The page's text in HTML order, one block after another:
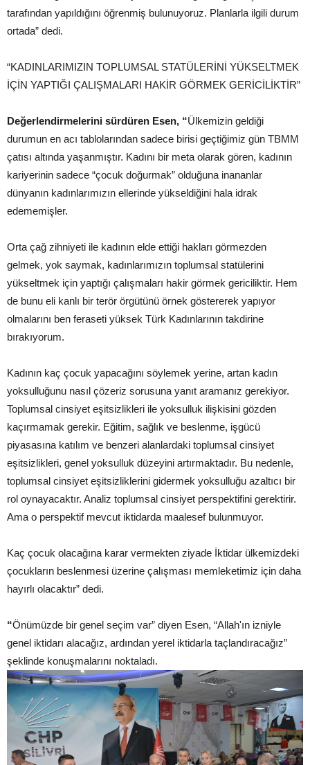
tarafından yapıldığını öğrenmiş bulunuyoruz. Planlarla ilgili durum
ortada” dedi.
“KADINLARIMIZIN TOPLUMSAL STATÜLERİNİ YÜKSELTMEK
İÇİN YAPTIĞI ÇALIŞMALARI HAKİR GÖRMEK GERİCİLİKTİR”
Değerlendirmelerini sürdüren Esen, “Ülkemizin geldiği
durumun en acı tablolarından sadece birisi geçtiğimiz gün TBMM
çatısı altında yaşanmıştır. Kadını bir meta olarak gören, kadının
kariyerinin sadece “çocuk doğurmak” olduğuna inananlar
dünyanın kadınlarımızın ellerinde yükseldiğini hala idrak
edememişler.
Orta çağ zihniyeti ile kadının elde ettiği hakları görmezden
gelmek, yok saymak, kadınlarımızın toplumsal statülerini
yükseltmek için yaptığı çalışmaları hakir görmek gericiliktir. Hem
de bunu eli kanlı bir terör örgütünü örnek göstererek yapıyor
olmalarını ben feraseti yüksek Türk Kadınlarının takdirine
bırakıyorum.
Kadının kaç çocuk yapacağını söylemek yerine, artan kadın
yoksulluğunu nasıl çözeriz sorusuna yanıt aramanız gerekiyor.
Toplumsal cinsiyet eşitsizlikleri ile yoksulluk ilişkisini gözden
kaçırmamak gerekir. Eğitim, sağlık ve beslenme, işgücü
piyasasına katılım ve benzeri alanlardaki toplumsal cinsiyet
eşitsizlikleri, genel yoksulluk düzeyini artırmaktadır. Bu nedenle,
toplumsal cinsiyet eşitsizliklerini gidermek yoksulluğu azaltıcı bir
rol oynayacaktır. Analiz toplumsal cinsiyet perspektifini gerektirir.
Ama o perspektif mevcut iktidarda maalesef bulunmuyor.
Kaç çocuk olacağına karar vermekten ziyade İktidar ülkemizdeki
çocukların beslenmesi üzerine çalışması memleketimiz için daha
hayırlı olacaktır” dedi.
“Önümüzde bir genel seçim var” diyen Esen, “Allah'ın izniyle
genel iktidarı alacağız, ardından yerel iktidarla taçlandıracağız”
şeklinde konuşmalarını noktaladı.